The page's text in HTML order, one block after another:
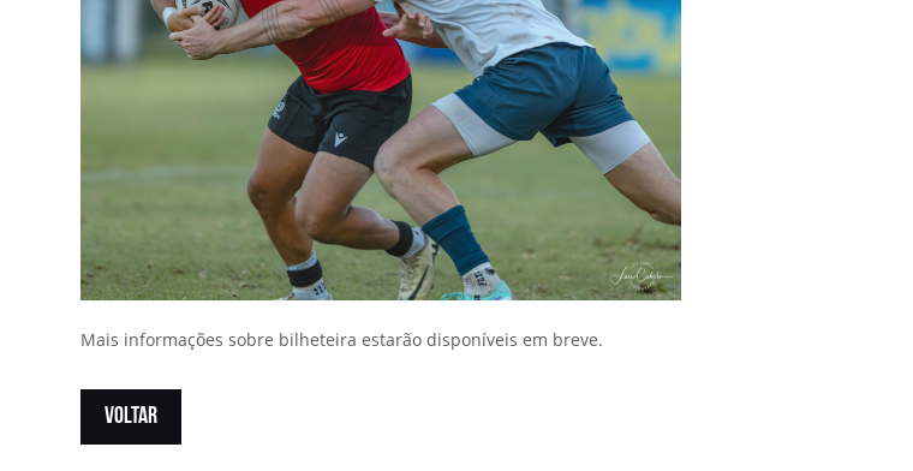
Mais informações sobre bilheteira estarão disponíveis em breve.
VOLTAR